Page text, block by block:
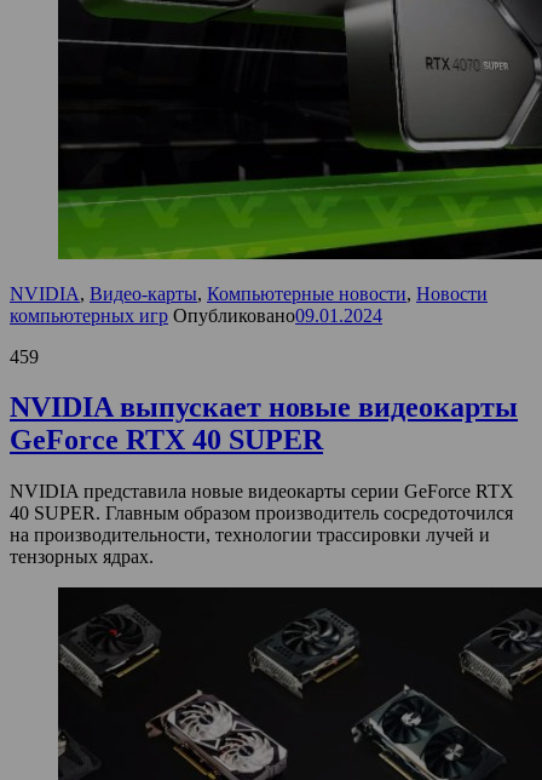
NVIDIA, Видео-карты, Компьютерные новости, Новости
компьютерных игр Опубликовано09.01.2024
459
NVIDIA выпускает новые видеокарты
GeForce RTX 40 SUPER
NVIDIA представила новые видеокарты серии GeForce RTX
40 SUPER. Главным образом производитель сосредоточился
на производительности, технологии трассировки лучей и
тензорных ядрах.